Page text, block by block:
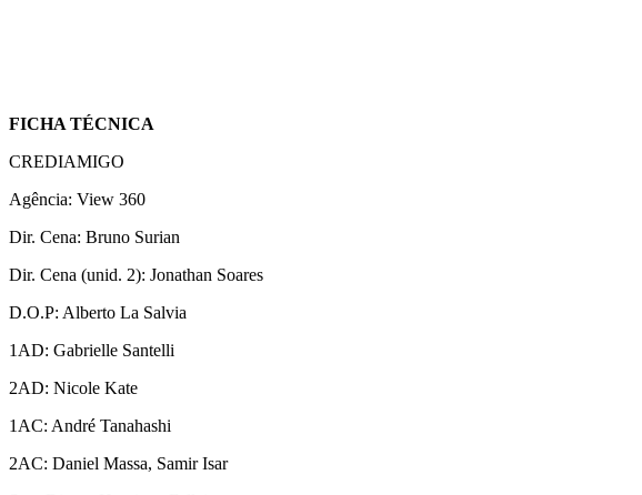
FICHA TÉCNICA
CREDIAMIGO
Agência: View 360
Dir. Cena: Bruno Surian
Dir. Cena (unid. 2): Jonathan Soares
D.O.P: Alberto La Salvia
1AD: Gabrielle Santelli
2AD: Nicole Kate
1AC: André Tanahashi
2AC: Daniel Massa, Samir Isar